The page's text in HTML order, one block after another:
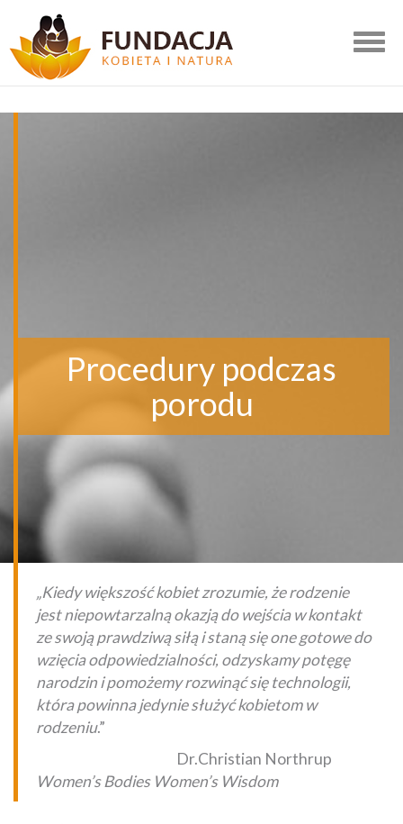
Procedury podczas
porodu
„Kiedy większość kobiet zrozumie, że rodzenie
jest niepowtarzalną okazją do wejścia w kontakt
ze swoją prawdziwą siłą i staną się one gotowe do
wzięcia odpowiedzialności, odzyskamy potęgę
narodzin i pomożemy rozwinąć się technologii,
która powinna jedynie służyć kobietom w
rodzeniu.”
Dr.Christian Northrup
Women’s Bodies Women’s Wisdom